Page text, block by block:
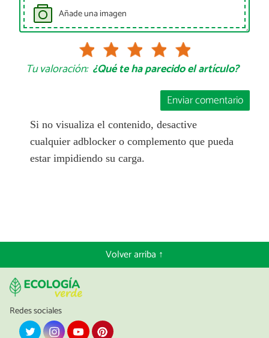
Añade una imagen
Tu valoración: ¿Qué te ha parecido el artículo?
Enviar comentario
Si no visualiza el contenido, desactive
cualquier adblocker o complemento que pueda
estar impidiendo su carga.
Volver arriba ↑
Redes sociales